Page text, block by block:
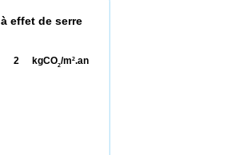
effet de serre
kgCO2/m2.an
2